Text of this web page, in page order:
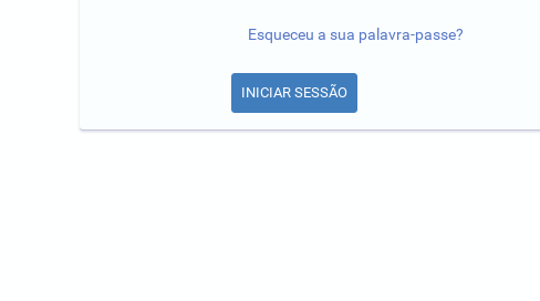
Esqueceu a sua palavra-passe?